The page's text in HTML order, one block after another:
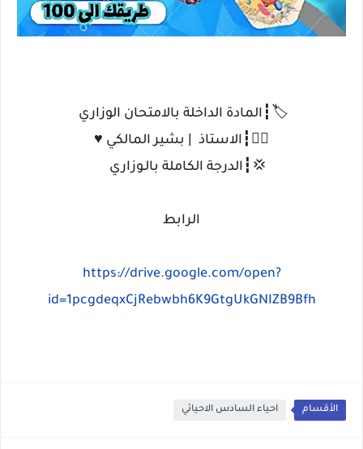
🏷┇المادة الداخلة بالامتحان الوزاري
✍🏻┇الاستاذ | بشير المالكي ♥️
💢┇الدرجة الكاملة بالـوزاري
الرابط
https://drive.google.com/open?
id=1pcgdeqxCjRebwbh6K9GtgUkGNIZB9Bfh
الأقسام احياء السادس الاحيائي